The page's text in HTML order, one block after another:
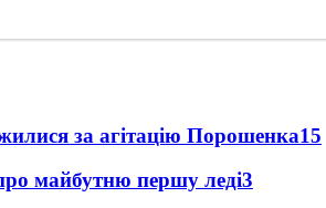
за агітацію Порошенка15
майбутню першу леді3